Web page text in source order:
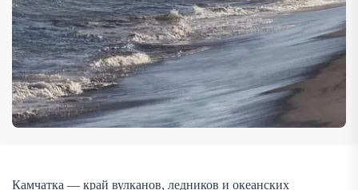
Камчатка — край вулканов, ледников и океанских